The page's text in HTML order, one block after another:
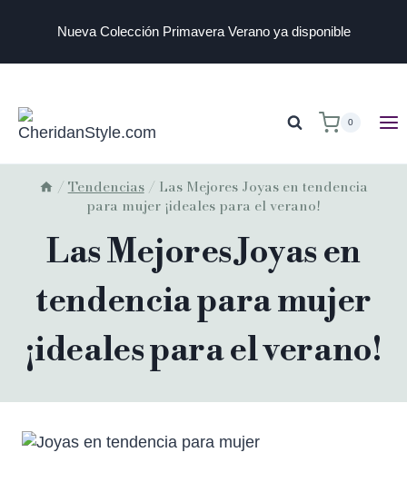
Nueva Colección Primavera Verano ya disponible
0
/Tendencias / Las Mejores Joyas en tendencia
para mujer ¡ideales para el verano!
Las Mejores Joyas en
tendencia para mujer
¡ideales para el verano!